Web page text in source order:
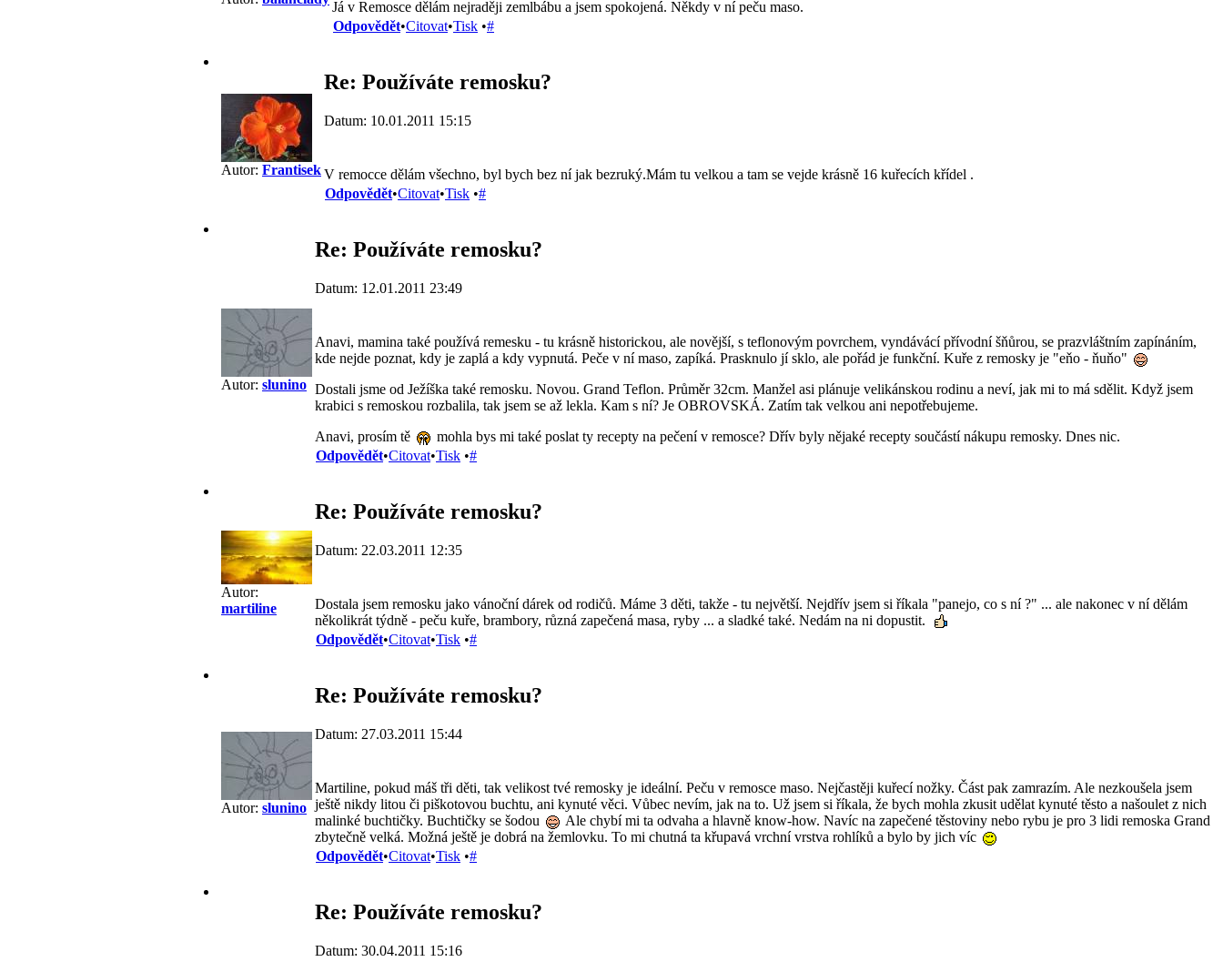
Já v Remosce dělám nejraději zemlbábu a jsem spokojená. Někdy v ní peču maso.
Odpovědět•Citovat•Tisk •#
Autor: Frantisek
Re: Používáte remosku?
Datum: 10.01.2011 15:15
V remocce dělám všechno, byl bych bez ní jak bezruký.Mám tu velkou a tam se vejde krásně 16 kuřecích křídel .
Odpovědět•Citovat•Tisk •#
Autor: slunino
Re: Používáte remosku?
Datum: 12.01.2011 23:49
Anavi, mamina také používá remesku - tu krásně historickou, ale novější, s teflonovým povrchem, vyndávácí přívodní šňůrou, se prazvláštním zapínáním,
kde nejde poznat, kdy je zaplá a kdy vypnutá. Peče v ní maso, zapíká. Prasknulo jí sklo, ale pořád je funkční. Kuře z remosky je "eňo - ňuňo"
Dostali jsme od Ježíška také remosku. Novou. Grand Teflon. Průměr 32cm. Manžel asi plánuje velikánskou rodinu a neví, jak mi to má sdělit. Když jsem
krabici s remoskou rozbalila, tak jsem se až lekla. Kam s ní? Je OBROVSKÁ. Zatím tak velkou ani nepotřebujeme.
Anavi, prosím tě
mohla bys mi také poslat ty recepty na pečení v remosce? Dřív byly nějaké recepty součástí nákupu remosky. Dnes nic.
Odpovědět•Citovat•Tisk •#
Autor:
martiline
Re: Používáte remosku?
Datum: 22.03.2011 12:35
Dostala jsem remosku jako vánoční dárek od rodičů. Máme 3 děti, takže - tu největší. Nejdřív jsem si říkala "panejo, co s ní ?" ... ale nakonec v ní dělám
několikrát týdně - peču kuře, brambory, různá zapečená masa, ryby ... a sladké také. Nedám na ni dopustit.
Odpovědět•Citovat•Tisk •#
Autor: slunino
Re: Používáte remosku?
Datum: 27.03.2011 15:44
Martiline, pokud máš tři děti, tak velikost tvé remosky je ideální. Peču v remosce maso. Nejčastěji kuřecí nožky. Část pak zamrazím. Ale nezkoušela jsem
ještě nikdy litou či piškotovou buchtu, ani kynuté věci. Vůbec nevím, jak na to. Už jsem si říkala, že bych mohla zkusit udělat kynuté těsto a našoulet z nich
malinké buchtičky. Buchtičky se šodou
Ale chybí mi ta odvaha a hlavně know-how. Navíc na zapečené těstoviny nebo rybu je pro 3 lidi remoska Grand
zbytečně velká. Možná ještě je dobrá na žemlovku. To mi chutná ta křupavá vrchní vrstva rohlíků a bylo by jich víc
Odpovědět•Citovat•Tisk •#
Re: Používáte remosku?
Datum: 30.04.2011 15:16